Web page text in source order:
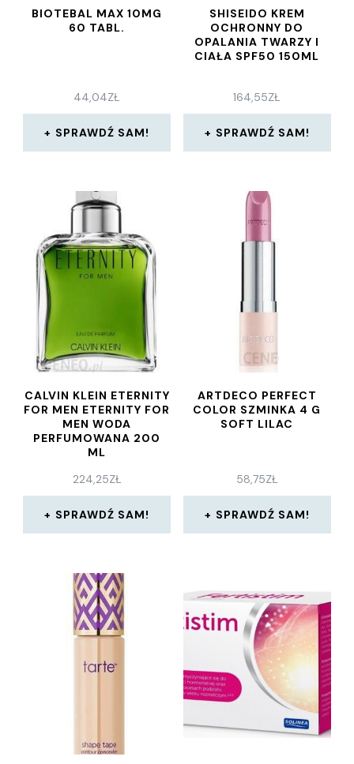
BIOTEBAL MAX 10MG
60 TABL.
44,04ZŁ
SPRAWDŹ SAM!
SHISEIDO KREM
OCHRONNY DO
OPALANIA TWARZY I
CIAŁA SPF50 150ML
164,55ZŁ
SPRAWDŹ SAM!
CALVIN KLEIN ETERNITY
FOR MEN ETERNITY FOR
MEN WODA
PERFUMOWANA 200
ML
224,25ZŁ
SPRAWDŹ SAM!
ARTDECO PERFECT
COLOR SZMINKA 4 G
SOFT LILAC
58,75ZŁ
SPRAWDŹ SAM!